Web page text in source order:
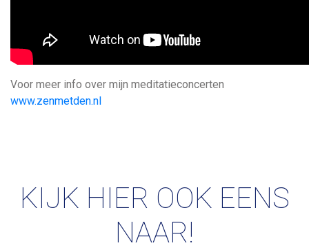
Voor meer info over mijn meditatieconcerten
www.zenmetden.nl
KIJK HIER OOK EENS
NAAR!